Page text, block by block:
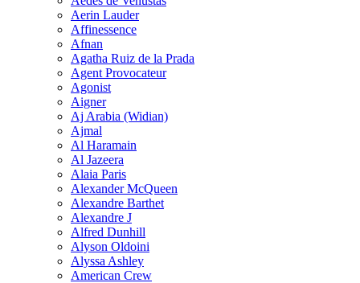
Aerin Lauder
Affinessence
Afnan
Agatha Ruiz de la Prada
Agent Provocateur
Agonist
Aigner
Aj Arabia (Widian)
Ajmal
Al Haramain
Al Jazeera
Alaia Paris
Alexander McQueen
Alexandre Barthet
Alexandre J
Alfred Dunhill
Alyson Oldoini
Alyssa Ashley
American Crew